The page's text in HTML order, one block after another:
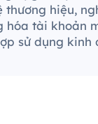
thương hiệu,
hóa tài khoản
sử dụng kinh